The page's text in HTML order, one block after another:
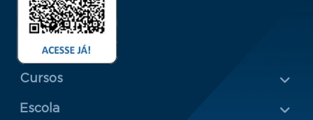
Menu Rodapé 1
Cursos
Escola